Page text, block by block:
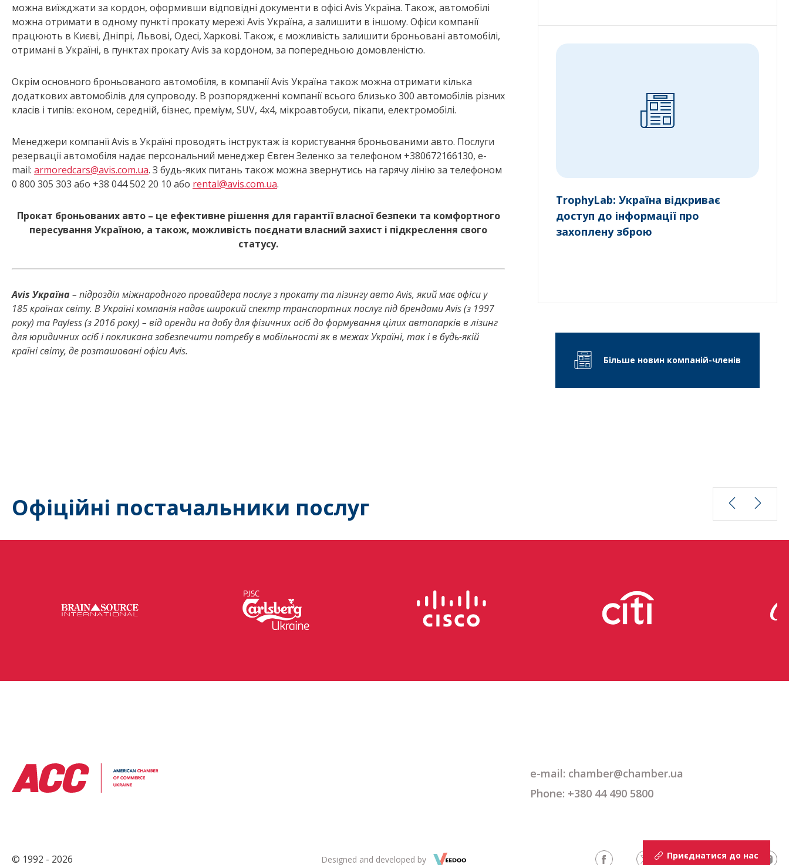
можна виїжджати за кордон, оформивши відповідні документи в офісі Avis Україна. Також, автомобілі
можна отримати в одному пункті прокату мережі Avis Україна, а залишити в іншому. Офіси компанії
працюють в Києві, Дніпрі, Львові, Одесі, Харкові. Також, є можливість залишити броньовані автомобілі,
отримані в Україні, в пунктах прокату Avis за кордоном, за попередньою домовленістю.
Окрім основного броньованого автомобіля, в компанії Avis Україна також можна отримати кілька
додаткових автомобілів для супроводу. В розпорядженні компанії всього близько 300 автомобілів різних
класів і типів: економ, середній, бізнес, преміум, SUV, 4х4, мікроавтобуси, пікапи, електромобілі.
Менеджери компанії Avis в Україні проводять інструктаж із користування броньованими авто. Послуги
резервації автомобіля надає персональний менеджер Євген Зеленко за телефоном +380672166130, e-
mail: armoredcars@avis.com.ua. З будь-яких питань також можна звернутись на гарячу лінію за телефоном
0 800 305 303 або +38 044 502 20 10 або rental@avis.com.ua.
Прокат броньованих авто – це ефективне рішення для гарантії власної безпеки та комфортного
пересування Україною, а також, можливість поєднати власний захист і підкреслення свого
статусу.
Avis Україна– підрозділ міжнародного провайдера послуг з прокату та лізингу авто Avis, який має офіси у
185 країнах світу. В Україні компанія надає широкий спектр транспортних послуг під брендами Avis (з 1997
року) та Payless (з 2016 року) – від оренди на добу для фізичних осіб до формування цілих автопарків в лізинг
для юридичних осіб і покликана забезпечити потребу в мобільності як в межах Україні, так і в будь-якій
країні світу, де розташовані офіси Avis.
TrophyLab: Україна відкриває
доступ до інформації про
захоплену зброю
Більше новин компаній-членів
Офіційні постачальники послуг
e-mail: chamber@chamber.ua
Phone: +380 44 490 5800
© 1992 - 2026 Designed and developed by Приєднатися до нас